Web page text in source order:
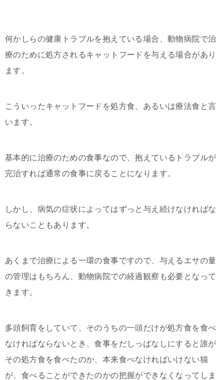
何かしらの健康トラブルを抱えている場合、動物病院で治
療のために処方されるキャットフードを与える場合があり
ます。
こういったキャットフードを処方食、あるいは療法食と言
います。
基本的に治療のための食事なので、抱えているトラブルが
完治すれば通常の食事に戻ることになります。
しかし、病気の症状によってはずっと与え続けなければな
らないこともあります。
あくまで治療による一環の食事ですので、与えるエサの量
の管理はもちろん、動物病院での経過観察も必要となって
きます。
多頭飼育をしていて、そのうちの一頭だけが処方食を食べ
なければならないとき、食事をだしっぱなしにすると誰が
その処方食を食べたのか、本来食べなければいけない猫
が、食べることができたのかの把握ができなくなってしま